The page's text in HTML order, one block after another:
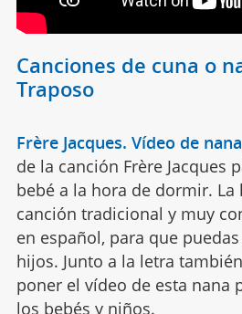
Canciones de cuna o
Traposo
Frère Jacques. Vídeo de
de la canción Frère Jacques
bebé a la hora de dormir. La
canción tradicional y muy
en español, para que
hijos. Junto a la letra
poner el vídeo de esta nana
los bebés y niños.